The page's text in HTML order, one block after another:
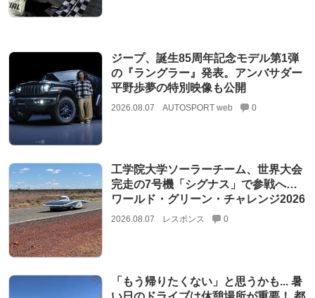
ジープ、誕生85周年記念モデル第1弾
の『ラングラー』発表。アンバサダー
平野歩夢の特別映像も公開
2026.08.07 AUTOSPORT web 0
工学院大学ソーラーチーム、世界大会
完走の7号機「シグナス」で参戦へ…
ワールド・グリーン・チャレンジ2026
2026.08.07 レスポンス 0
「もう帰りたくない」と思うかも... 暑